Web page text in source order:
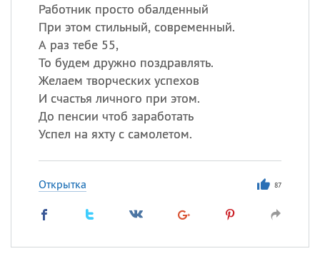
Работник просто обалденный
При этом стильный, современный.
А раз тебе 55,
То будем дружно поздравлять.
Желаем творческих успехов
И счастья личного при этом.
До пенсии чтоб заработать
Успел на яхту с самолетом.
Открытка 87